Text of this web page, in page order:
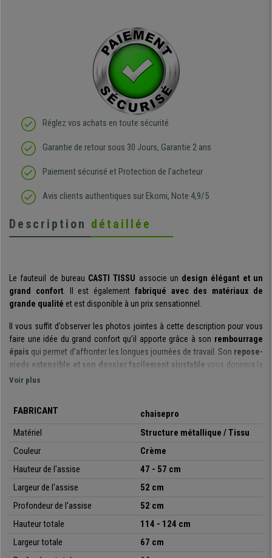
Réglez vos achats en toute sécurité
Garantie de retour sous 30 Jours, Garantie 2 ans
Paiement sécurisé et Protection de l'acheteur
Avis clients authentiques sur Ekomi, Note 4,9/5
Description détaillée
Le fauteuil de bureau CASTI TISSU associe un design élégant et un
grand confort. Il est également fabriqué avec des matériaux de
grande qualité et est disponible à un prix sensationnel.
Il vous suffit d’observer les photos jointes à cette description pour vous
faire une idée du grand confort qu’il apporte grâce à son rembourrage
épais qui permet d’affronter les longues journées de travail. Son repose-
pieds extensible et son dossier facilement ajustable vous donnera la
possibilité de vous détendre et faire une petite pause durant votre journée
qui offre une meilleure liberté de mouvements et flexibilité.
et piétement sont métalliques
, apportant une grande stabilité et
grande résistance allant jusqu’à 130 kg. De plus, le fauteuil dispose
disponible en différentes couleurs, pour que vous puissiez choisir
celle qui vous plait le plus ou qui s’adapte le mieux aux couleurs de vos
bureaux.
Voir plus
FABRICANT
chaisepro
Matériel
Structure métallique / Tissu
Couleur
Crème
Hauteur de l'assise
47 - 57 cm
Largeur de l'assise
52 cm
Profondeur de l'assise
52 cm
Hauteur totale
114 - 124 cm
Largeur totale
67 cm